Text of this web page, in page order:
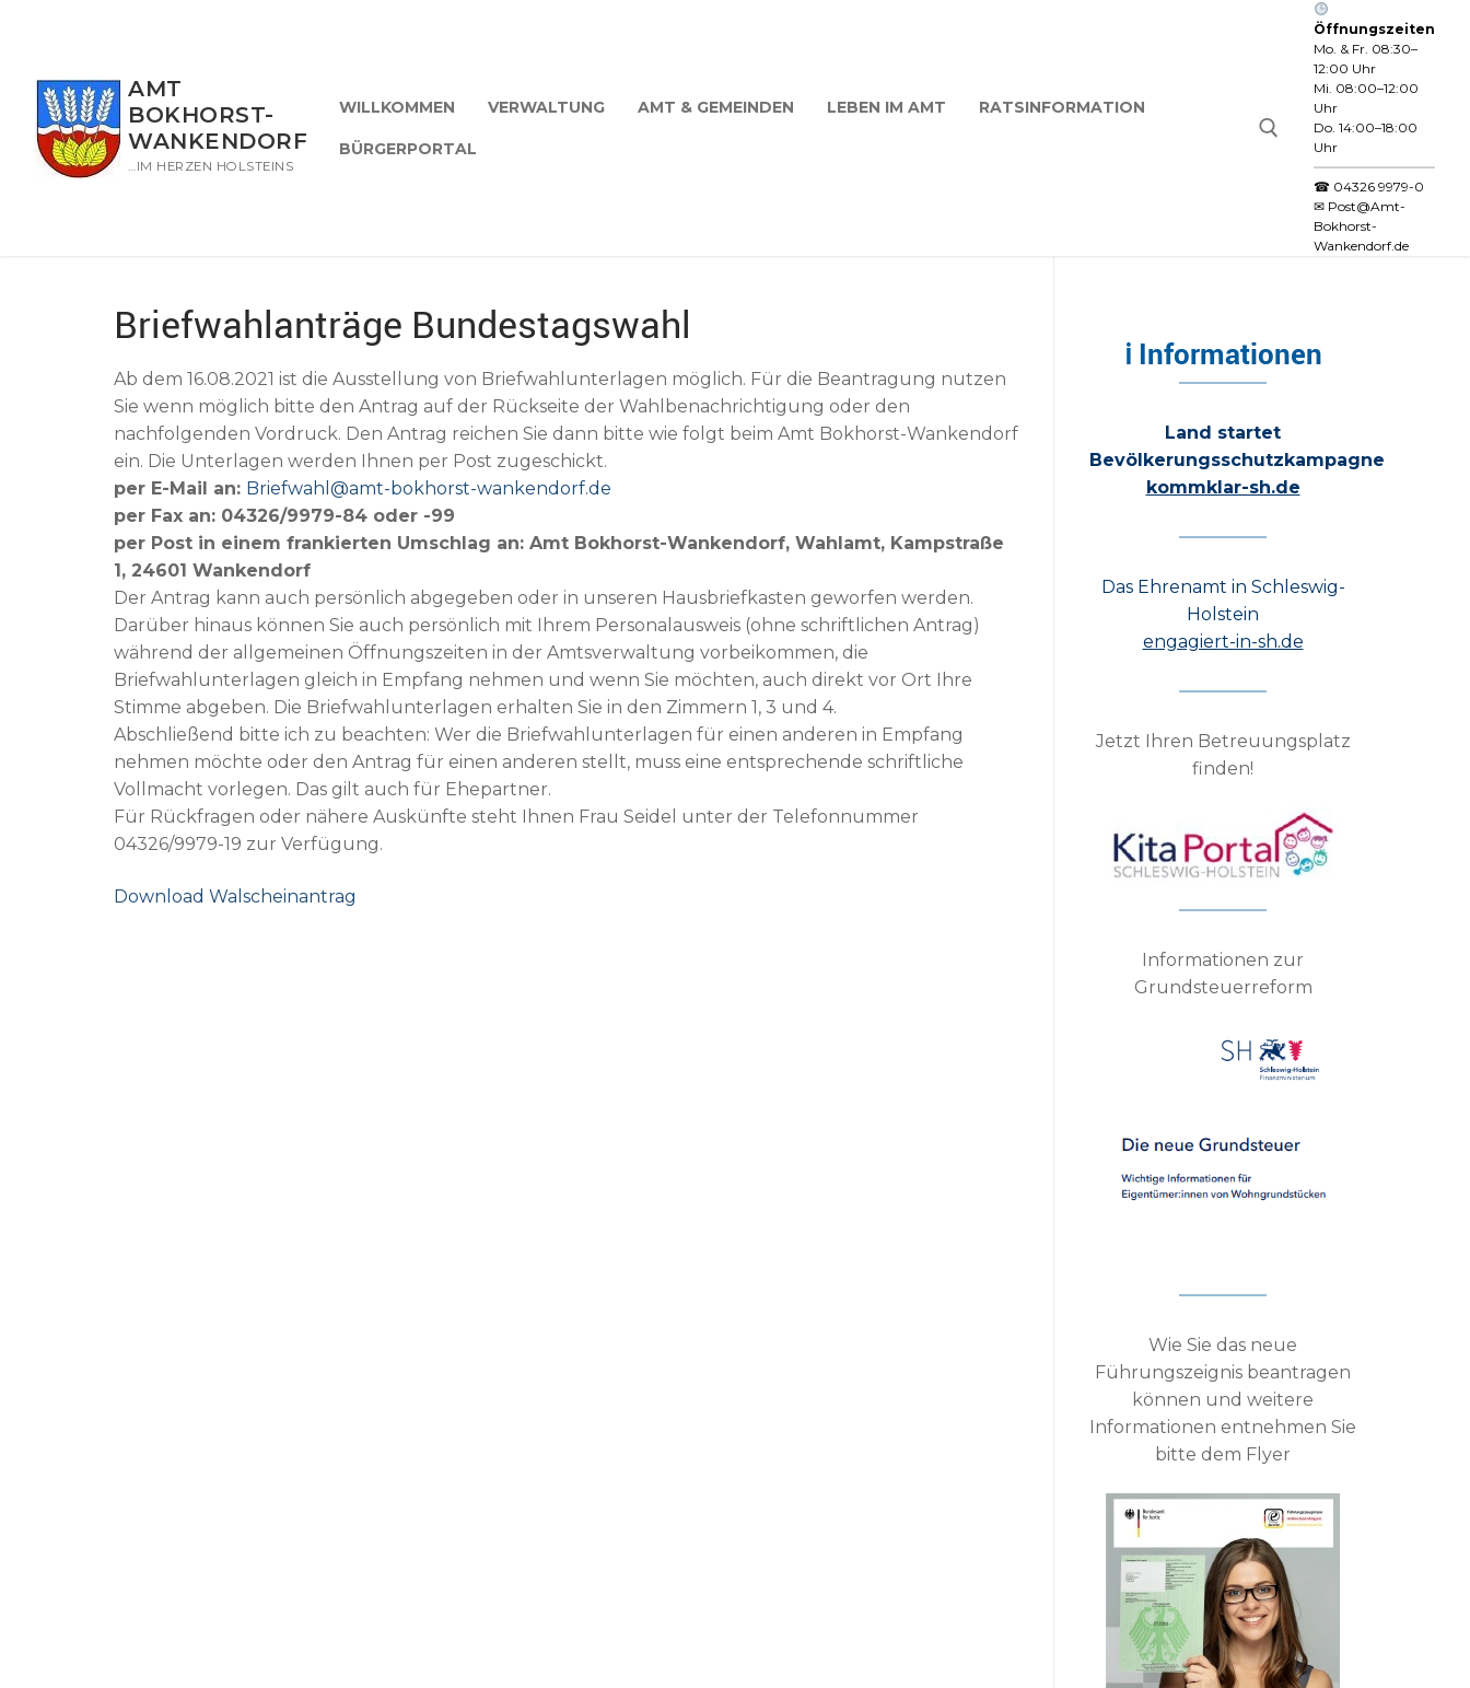
AMT
BOKHORST-
WANKENDORF
…IM HERZEN HOLSTEINS
WILLKOMMEN VERWALTUNG AMT & GEMEINDEN LEBEN IM AMT RATSINFORMATION
BÜRGERPORTAL
Öffnungszeiten
Mo. & Fr. 08:30–
12:00 Uhr
Mi. 08:00–12:00
Uhr
Do. 14:00–18:00
Uhr
☎ 04326 9979-0
✉ Post@Amt-
Bokhorst-
Wankendorf.de
Briefwahlanträge Bundestagswahl
Ab dem 16.08.2021 ist die Ausstellung von Briefwahlunterlagen möglich. Für die Beantragung nutzen
Sie wenn möglich bitte den Antrag auf der Rückseite der Wahlbenachrichtigung oder den
nachfolgenden Vordruck. Den Antrag reichen Sie dann bitte wie folgt beim Amt Bokhorst-Wankendorf
ein. Die Unterlagen werden Ihnen per Post zugeschickt.
per E-Mail an: Briefwahl@amt-bokhorst-wankendorf.de
per Fax an: 04326/9979-84 oder -99
per Post in einem frankierten Umschlag an: Amt Bokhorst-Wankendorf, Wahlamt, Kampstraße
1, 24601 Wankendorf
Der Antrag kann auch persönlich abgegeben oder in unseren Hausbriefkasten geworfen werden.
Darüber hinaus können Sie auch persönlich mit Ihrem Personalausweis (ohne schriftlichen Antrag)
während der allgemeinen Öffnungszeiten in der Amtsverwaltung vorbeikommen, die
Briefwahlunterlagen gleich in Empfang nehmen und wenn Sie möchten, auch direkt vor Ort Ihre
Stimme abgeben. Die Briefwahlunterlagen erhalten Sie in den Zimmern 1, 3 und 4.
Abschließend bitte ich zu beachten: Wer die Briefwahlunterlagen für einen anderen in Empfang
nehmen möchte oder den Antrag für einen anderen stellt, muss eine entsprechende schriftliche
Vollmacht vorlegen. Das gilt auch für Ehepartner.
Für Rückfragen oder nähere Auskünfte steht Ihnen Frau Seidel unter der Telefonnummer
04326/9979-19 zur Verfügung.
Download Walscheinantrag
ℹ Informationen
Land startet
Bevölkerungsschutzkampagne
kommklar-sh.de
Das Ehrenamt in Schleswig-
Holstein
engagiert-in-sh.de
Jetzt Ihren Betreuungsplatz
finden!
Informationen zur
Grundsteuerreform
Wie Sie das neue
Führungszeignis beantragen
können und weitere
Informationen entnehmen Sie
bitte dem Flyer